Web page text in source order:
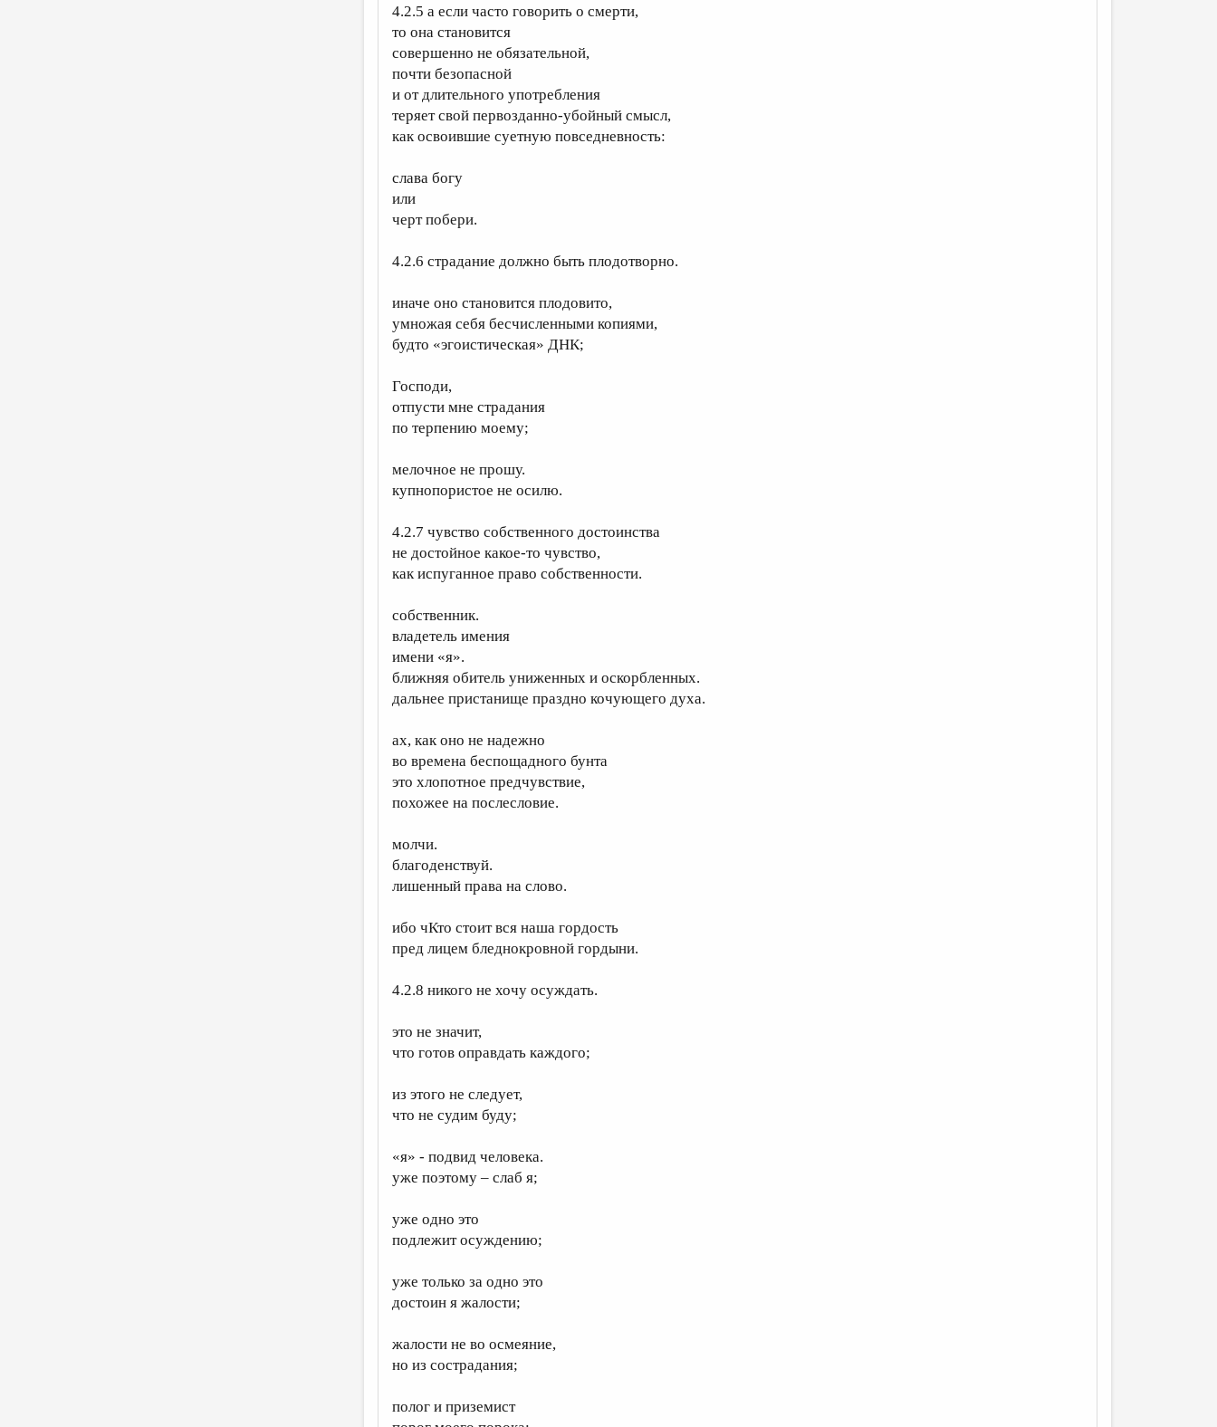
4.2.5 а если часто говорить о смерти,
то она становится
совершенно не обязательной,
почти безопасной
и от длительного употребления
теряет свой первозданно-убойный смысл,
как освоившие суетную повседневность:
слава богу
или
черт побери.
4.2.6 страдание должно быть плодотворно.
иначе оно становится плодовито,
умножая себя бесчисленными копиями,
будто «эгоистическая» ДНК;
Господи,
отпусти мне страдания
по терпению моему;
мелочное не прошу.
купнопористое не осилю.
4.2.7 чувство собственного достоинства
не достойное какое-то чувство,
как испуганное право собственности.
собственник.
владетель имения
имени «я».
ближняя обитель униженных и оскорбленных.
дальнее пристанище праздно кочующего духа.
ах, как оно не надежно
во времена беспощадного бунта
это хлопотное предчувствие,
похожее на послесловие.
молчи.
благоденствуй.
лишенный права на слово.
ибо чКто стоит вся наша гордость
пред лицем бледнокровной гордыни.
4.2.8 никого не хочу осуждать.
это не значит,
что готов оправдать каждого;
из этого не следует,
что не судим буду;
«я» - подвид человека.
уже поэтому – слаб я;
уже одно это
подлежит осуждению;
уже только за одно это
достоин я жалости;
жалости не во осмеяние,
но из сострадания;
полог и приземист